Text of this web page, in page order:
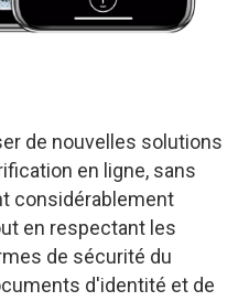
de nouvelles solutions
en ligne, sans
considérablement
en respectant les
de sécurité du
d'identité et de